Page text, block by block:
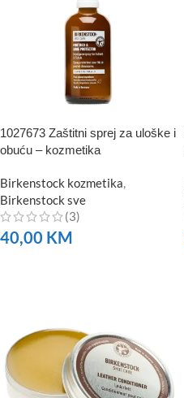
1027673 Zaštitni sprej za uloške i
obuću – kozmetika
Birkenstock kozmetika
Birkenstock sve
(3)
40,00 KM